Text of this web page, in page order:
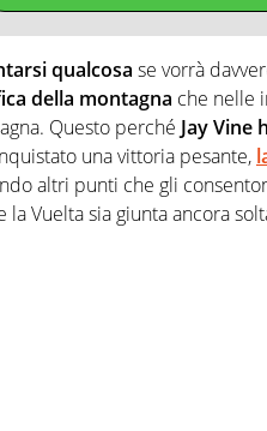
qualcosa se vorrà
della montagna che nelle
Questo perché Jay Vine
una vittoria pesante,
altri punti che gli
Vuelta sia giunta ancora